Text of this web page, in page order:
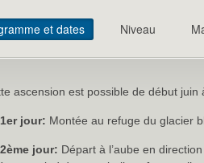
et dates Niveau
ascension est possible de début juin
jour: Montée au refuge du glacier
jour: Départ à l’aube en